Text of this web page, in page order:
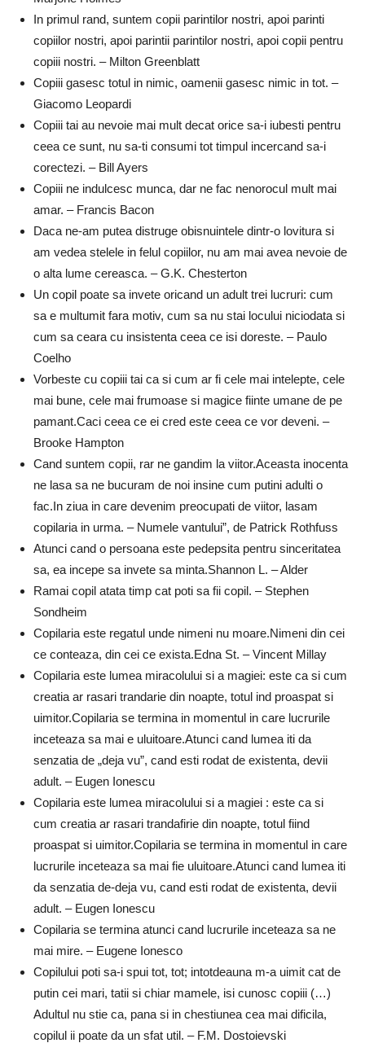
In primul rand, suntem copii parintilor nostri, apoi parinti
copiilor nostri, apoi parintii parintilor nostri, apoi copii pentru
copiii nostri. – Milton Greenblatt
Copiii gasesc totul in nimic, oamenii gasesc nimic in tot. –
Giacomo Leopardi
Copiii tai au nevoie mai mult decat orice sa-i iubesti pentru
ceea ce sunt, nu sa-ti consumi tot timpul incercand sa-i
corectezi. – Bill Ayers
Copiii ne indulcesc munca, dar ne fac nenorocul mult mai
amar. – Francis Bacon
Daca ne-am putea distruge obisnuintele dintr-o lovitura si
am vedea stelele in felul copiilor, nu am mai avea nevoie de
o alta lume cereasca. – G.K. Chesterton
Un copil poate sa invete oricand un adult trei lucruri: cum
sa e multumit fara motiv, cum sa nu stai locului niciodata si
cum sa ceara cu insistenta ceea ce isi doreste. – Paulo
Coelho
Vorbeste cu copiii tai ca si cum ar fi cele mai intelepte, cele
mai bune, cele mai frumoase si magice fiinte umane de pe
pamant.Caci ceea ce ei cred este ceea ce vor deveni. –
Brooke Hampton
Cand suntem copii, rar ne gandim la viitor.Aceasta inocenta
ne lasa sa ne bucuram de noi insine cum putini adulti o
fac.In ziua in care devenim preocupati de viitor, lasam
copilaria in urma. – Numele vantului”, de Patrick Rothfuss
Atunci cand o persoana este pedepsita pentru sinceritatea
sa, ea incepe sa invete sa minta.Shannon L. – Alder
Ramai copil atata timp cat poti sa fii copil. – Stephen
Sondheim
Copilaria este regatul unde nimeni nu moare.Nimeni din cei
ce conteaza, din cei ce exista.Edna St. – Vincent Millay
Copilaria este lumea miracolului si a magiei: este ca si cum
creatia ar rasari trandarie din noapte, totul ind proaspat si
uimitor.Copilaria se termina in momentul in care lucrurile
inceteaza sa mai e uluitoare.Atunci cand lumea iti da
senzatia de „deja vu”, cand esti rodat de existenta, devii
adult. – Eugen Ionescu
Copilaria este lumea miracolului si a magiei : este ca si
cum creatia ar rasari trandafirie din noapte, totul fiind
proaspat si uimitor.Copilaria se termina in momentul in care
lucrurile inceteaza sa mai fie uluitoare.Atunci cand lumea iti
da senzatia de-deja vu, cand esti rodat de existenta, devii
adult. – Eugen Ionescu
Copilaria se termina atunci cand lucrurile inceteaza sa ne
mai mire. – Eugene Ionesco
Copilului poti sa-i spui tot, tot; intotdeauna m-a uimit cat de
putin cei mari, tatii si chiar mamele, isi cunosc copiii (…)
Adultul nu stie ca, pana si in chestiunea cea mai dificila,
copilul ii poate da un sfat util. – F.M. Dostoievski